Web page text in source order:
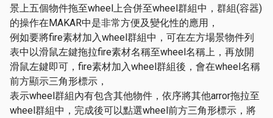
景上五個物件拖至wheel上合併至wheel群組中，群組(容器)
的操作在MAKAR中是非常方便及變化性的應用，
例如要將fire素材加入wheel群組中，可在左方場景物件列
表中以滑鼠左鍵拖拉fire素材名稱至wheel名稱上，再放開
滑鼠左鍵即可，fire素材加入wheel群組後，會在wheel名稱
前方顯示三角形標示，
表示wheel群組內有包含其他物件，依序將其他arror拖拉至
wheel群組中，完成後可以點選wheel前方三角形標示，將